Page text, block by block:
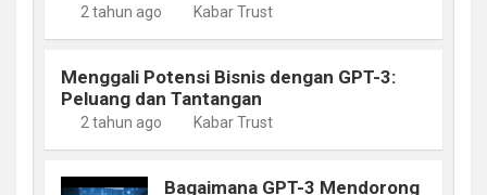
2 tahun ago Kabar Trust
Menggali Potensi Bisnis dengan GPT-3:
Peluang dan Tantangan
2 tahun ago Kabar Trust
Bagaimana GPT-3 Mendorong